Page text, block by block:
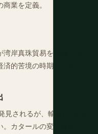
業を定義。
岸真珠貿易を壊滅。カ
的苦境の時期に入る。
見されるが、輸出は1949
カタールの変革はゆっ